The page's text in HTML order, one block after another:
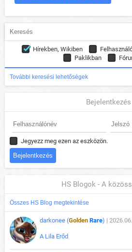
Hírekben, Wikiben
Paklikban
További keresési lehetőségek
Bejelentkezés
Jegyezz meg ezen az eszközön.
HS Blogok - A
Összes HS Blog megtekintése
darkonee (Golden Rare) |
A Lila Erőd